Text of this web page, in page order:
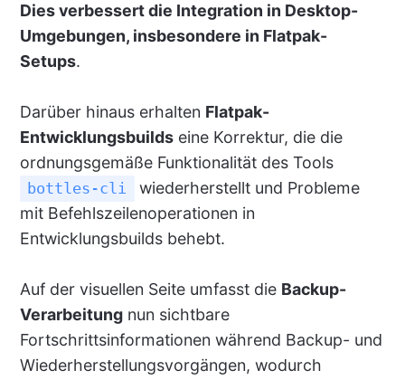
Dies verbessert die Integration in Desktop-
Umgebungen, insbesondere in Flatpak-
Setups.
Darüber hinaus erhalten Flatpak-
Entwicklungsbuildseine Korrektur, die die
ordnungsgemäße Funktionalität des Tools
bottles-cli
wiederherstellt und Probleme
mit Befehlszeilenoperationen in
Entwicklungsbuilds behebt.
Auf der visuellen Seite umfasst die Backup-
Verarbeitungnun sichtbare
Fortschrittsinformationen während Backup- und
Wiederherstellungsvorgängen, wodurch